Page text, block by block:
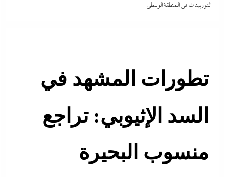
التوربينات في المنطقة الوسطى
تطورات المشهد في
السد الإثيوبي: تراجع
منسوب البحيرة